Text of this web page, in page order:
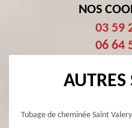
NOS
03 59
06 64
AUTRES
Tubage de cheminée Saint Valery